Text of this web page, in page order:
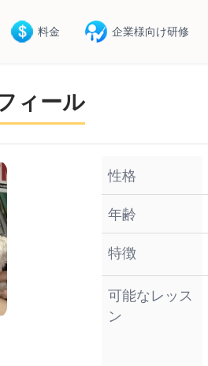
料金 企業様向け研修
ィール
性格
年齢
特徴
可能なレッス
ン